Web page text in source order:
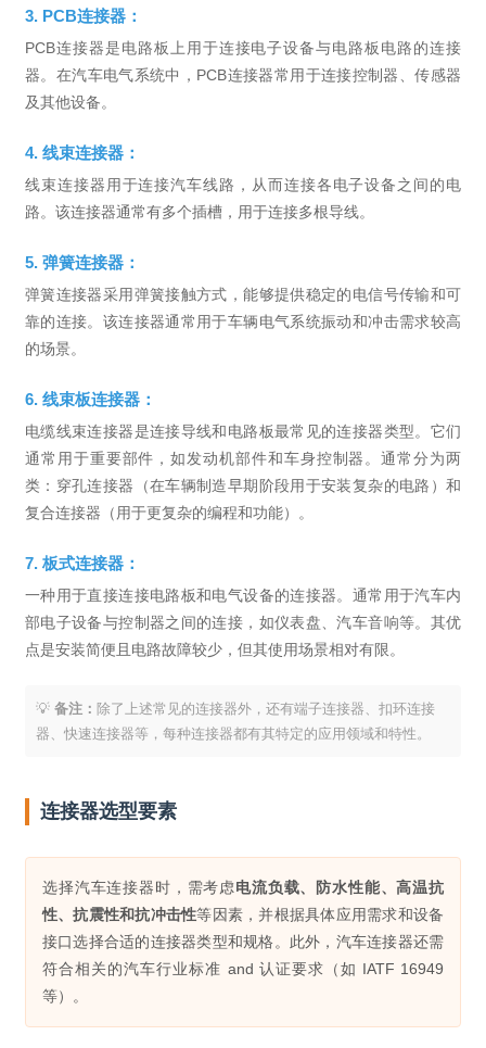
3. PCB连接器：
PCB连接器是电路板上用于连接电子设备与电路板电路的连接
器。在汽车电气系统中，PCB连接器常用于连接控制器、传感器
及其他设备。
4. 线束连接器：
线束连接器用于连接汽车线路，从而连接各电子设备之间的电
路。该连接器通常有多个插槽，用于连接多根导线。
5. 弹簧连接器：
弹簧连接器采用弹簧接触方式，能够提供稳定的电信号传输和可
靠的连接。该连接器通常用于车辆电气系统振动和冲击需求较高
的场景。
6. 线束板连接器：
电缆线束连接器是连接导线和电路板最常见的连接器类型。它们
通常用于重要部件，如发动机部件和车身控制器。通常分为两
类：穿孔连接器（在车辆制造早期阶段用于安装复杂的电路）和
复合连接器（用于更复杂的编程和功能）。
7. 板式连接器：
一种用于直接连接电路板和电气设备的连接器。通常用于汽车内
部电子设备与控制器之间的连接，如仪表盘、汽车音响等。其优
点是安装简便且电路故障较少，但其使用场景相对有限。
备注： 除了上述常见的连接器外，还有端子连接器、扣环连接
器、快速连接器等，每种连接器都有其特定的应用领域和特性。
连接器选型要素
选择汽车连接器时，需考虑电流负载、防水性能、高温抗
性、抗震性和抗冲击性等因素，并根据具体应用需求和设备
接口选择合适的连接器类型和规格。此外，汽车连接器还需
符合相关的汽车行业标准 and 认证要求（如 IATF 16949
等）。